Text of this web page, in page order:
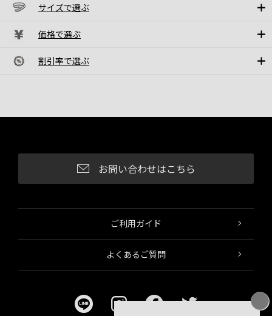
サイズで選ぶ
価格で選ぶ
割引率で選ぶ
お問い合わせはこちら
ご利用ガイド
よくあるご質問